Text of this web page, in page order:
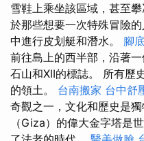
雪鞋上乘坐該區​​域，甚至攀
於那些想要一次特殊冒險
中進行皮划艇和潛水。 腳
前往島上的西半部，沿著
石山和XII的標誌。 所有歷
的領土。 台南搬家 台中舒
奇觀之一，文化和歷史是獨
（Giza）的偉大金字塔是